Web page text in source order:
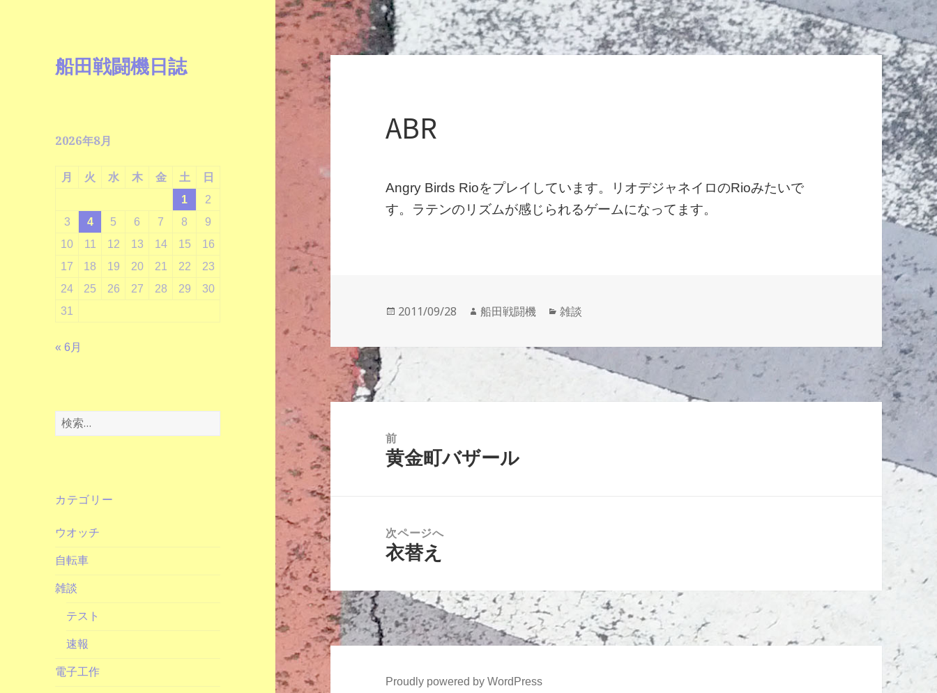
船田戦闘機日誌
2026年8月
月 火 水 木 金 土
日
1
2
3
4 5 6 7 8
9
10
11 12 13 14 15
16
17
18 19 20 21 22
23
24
25 26 27 28 29
30
31
« 6月
検
索:
カテゴリー
ウオッチ
自転車
雑談
テスト
速報
電子工作
ABR
Angry Birds Rioをプレイしています。リオデジャネイロのRioみたいで
す。ラテンのリズムが感じられるゲームになってます。
投
2011/09/28
作
船田戦闘機
カ
ゴ
リ
雑談
投
稿
ナ
ビ
ゲ
ー
シ
ョ
ン
前
前
黄金町バザール
次ページへ
次
投
稿:
衣替え
Proudly powered by WordPress